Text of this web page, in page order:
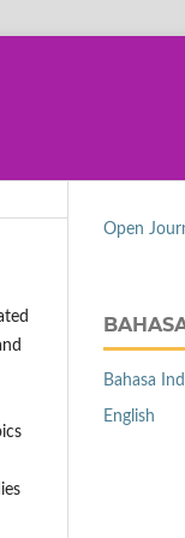
Open
Bahasa
English